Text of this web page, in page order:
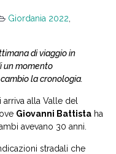
Giordania 2022
di viaggio in
un momento
la cronologia.
alla Valle del
Giovanni Battista ha
avevano 30 anni.
stradali che